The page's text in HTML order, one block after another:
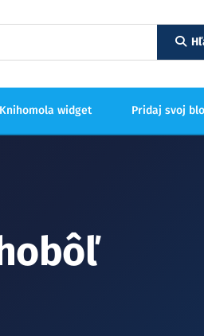
Knihomola widget Pridaj svoj